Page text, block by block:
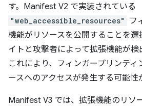
す。Manifest V2 で実装されている
"web_accessible_resources"
フ
機能がリソースを公開することを
イトと攻撃者によって拡張機能が検
これにより、フィンガープリンティ
ースへのアクセスが発生する可能性
Manifest V3 では、拡張機能のリソ